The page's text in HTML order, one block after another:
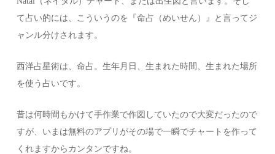
て占い的には、こういうのを『命占（めいせん）』と言ってジ
ャンル分けされます。
西洋占星術は、命占。生年月日、生まれた時間、生まれた場所
を使う占いです。
昔は何時間もかけて手作業で作図していたので大変だったので
すが、いまは無料のアプリがその場で一瞬でチャートを作って
くれますからカンタンですね。